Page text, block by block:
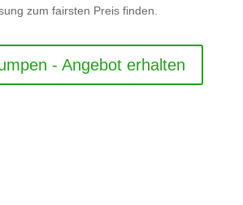
zum fairsten Preis finden.
- Angebot erhalten